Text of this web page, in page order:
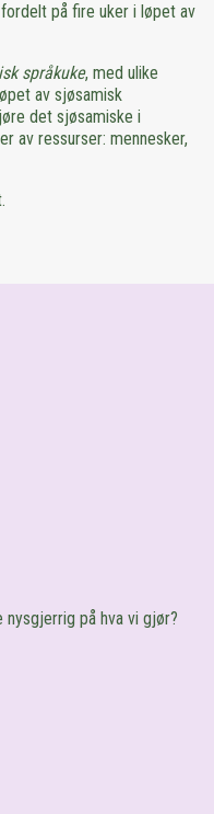
på fire uker i løpet av
språkuke, med ulike
av sjøsamisk
det sjøsamiske i
av ressurser: mennesker,
nysgjerrig på hva vi gjør?